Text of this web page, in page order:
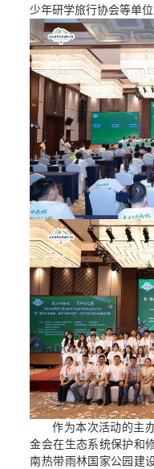
少年研学旅行协会等单位
作为本次活动的主
金会在生态系统保护和
南热带雨林国家公园建